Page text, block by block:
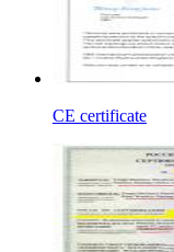
CE certificate